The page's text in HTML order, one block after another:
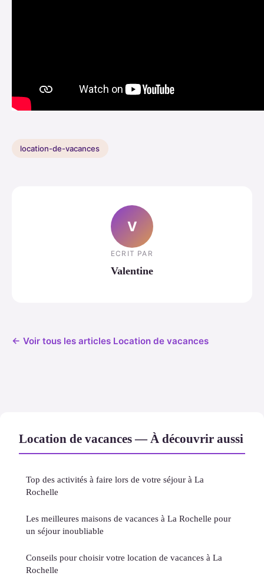
location-de-vacances
V
ECRIT PAR
Valentine
← Voir tous les articles Location de vacances
Location de vacances — À découvrir aussi
Top des activités à faire lors de votre séjour à La
Rochelle
Les meilleures maisons de vacances à La Rochelle pour
un séjour inoubliable
Conseils pour choisir votre location de vacances à La
Rochelle